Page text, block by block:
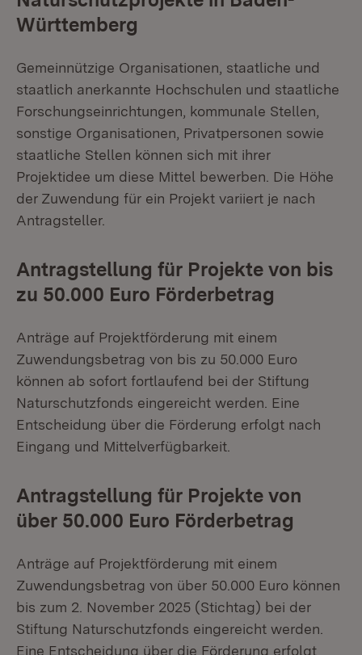
Württemberg
Gemeinnützige Organisationen, staatliche und
staatlich anerkannte Hochschulen und staatliche
Forschungseinrichtungen, kommunale Stellen,
sonstige Organisationen, Privatpersonen sowie
staatliche Stellen können sich mit ihrer
Projektidee um diese Mittel bewerben. Die Höhe
der Zuwendung für ein Projekt variiert je nach
Antragsteller.
Antragstellung für Projekte von bis
zu 50.000 Euro Förderbetrag
Anträge auf Projektförderung mit einem
Zuwendungsbetrag von bis zu 50.000 Euro
können ab sofort fortlaufend bei der Stiftung
Naturschutzfonds eingereicht werden. Eine
Entscheidung über die Förderung erfolgt nach
Eingang und Mittelverfügbarkeit.
Antragstellung für Projekte von
über 50.000 Euro Förderbetrag
Anträge auf Projektförderung mit einem
Zuwendungsbetrag von über 50.000 Euro können
bis zum 2. November 2025 (Stichtag) bei der
Stiftung Naturschutzfonds eingereicht werden.
Eine Entscheidung über die Förderung erfolgt